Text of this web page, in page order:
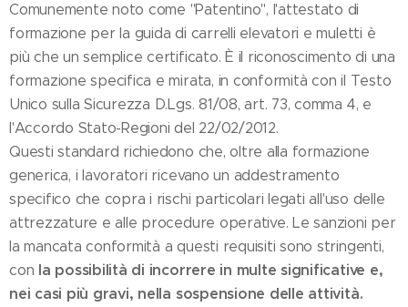
Comunemente noto come "Patentino", l'attestato di
formazione per la guida di carrelli elevatori e muletti è
più che un semplice certificato. È il riconoscimento di una
formazione specifica e mirata, in conformità con il Testo
Unico sulla Sicurezza D.Lgs. 81/08, art. 73, comma 4, e
l'Accordo Stato-Regioni del 22/02/2012.
Questi standard richiedono che, oltre alla formazione
generica, i lavoratori ricevano un addestramento
specifico che copra i rischi particolari legati all'uso delle
attrezzature e alle procedure operative. Le sanzioni per
la mancata conformità a questi requisiti sono stringenti,
con la possibilità di incorrere in multe significative e,
nei casi più gravi, nella sospensione delle attività.